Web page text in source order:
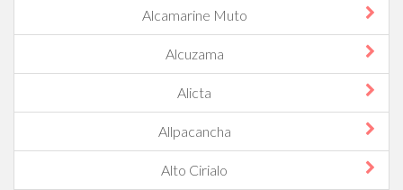
Alcamarine Muto
Alcuzama
Alicta
Allpacancha
Alto Cirialo